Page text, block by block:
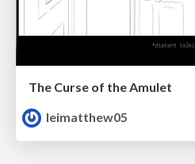
The Curse of the Amulet
leimatthew05